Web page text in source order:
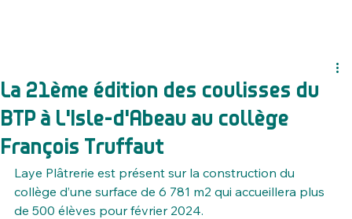
La 21ème édition des coulisses du
BTP à L'Isle-d'Abeau au collège
François Truffaut
Laye Plâtrerie est présent sur la construction du
collège d’une surface de 6 781 m2 qui accueillera plus
de 500 élèves pour février 2024.